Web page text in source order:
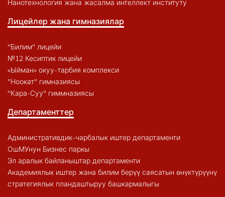
Нанотехнология жана жасалма интеллект институту
Лицейлер жана гимназиялар
"Билим" лицейи
№12 Кесиптик лицейи
«Ыйман» окуу-тарбия комплекси
"Ноокат" гимназиясы
"Кара-Суу" гиммназиясы
Департаменттер
Административдик-чарбалык иштер департаменти
ОшМУнун Бизнес паркы
Эл аралык байланыштар департаменти
Академиялык иштер жана билим берүү саясатын өнүктүрүүнү
стратегиялык пландаштыруу башкармалыгы